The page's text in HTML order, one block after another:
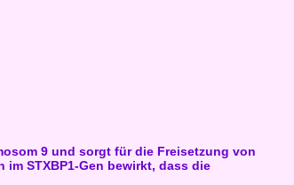
9 und sorgt für die Freisetzung von
STXBP1-Gen bewirkt, dass die